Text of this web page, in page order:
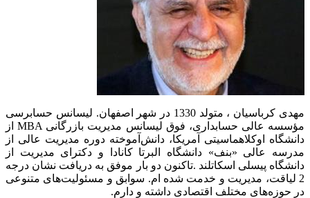
مهدی کرباسیان ، متولد 1330 در شهر اصفهان. لیسانس حسابرسی
مؤسسه عالی حسابداری، فوق لیسانس مدیریت بازرگانی MBA از
دانشگاه اوکلاهماسیتی آمریکا، دانش‌آموخته دوره مدیریت عالی از
مدرسه عالی «بنف» دانشگاه البرتا کانادا و دکترای مدیریت از
دانشگاه پیسلی اسکاتلند .تاکنون دو بار موفق به دریافت نشان درجه
2 لیاقت، مدیریت و خدمت شده ام. سوابق و مسئولیت‌های متنوعی
در حوزه‌های مختلف اقتصادی داشته و دارم.